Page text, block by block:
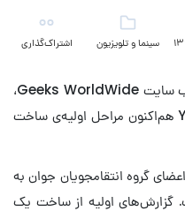
سینما و تلویزیون
اشتراک‌گذاری
با توجه به توییت یکی از سردبیران وب سایت Geeks WorldWide،
اقتباس سینمایی Young Avengers هم‌اکنون مراحل اولیه‌ی ساخت
گروه انتقامجویان جوان به
گزارش‌های اولیه از ساخت یک